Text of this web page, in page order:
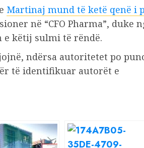
Martinaj mund të ketë qenë i
në “CFO Pharma”, duke
këtij sulmi të rëndë.
ndërsa autoritetet po
të identifikuar autorët e